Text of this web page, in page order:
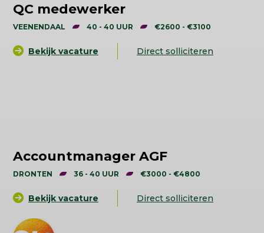
QC medewerker
VEENENDAAL 40 - 40 UUR €2600 - €3100
Bekijk vacature Direct solliciteren
Accountmanager AGF
DRONTEN 36 - 40 UUR €3000 - €4800
Bekijk vacature Direct solliciteren